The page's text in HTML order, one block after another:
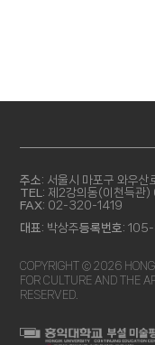
주소: 서울시 마포구 와우
TEL: 제2강의동(이천득
FAX: 02-320-1419
대표: 박상주등록번호:
COPYRIGHT © 2026
FOR CULTURE AND THE
RESERVED.